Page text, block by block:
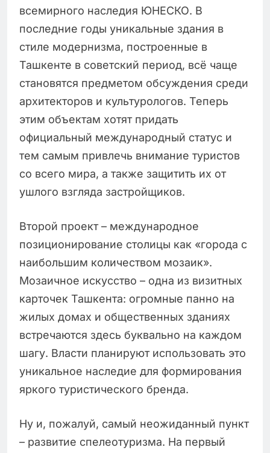
всемирного наследия ЮНЕСКО. В
последние годы уникальные здания в
стиле модернизма, построенные в
Ташкенте в советский период, всё чаще
становятся предметом обсуждения среди
архитекторов и культурологов. Теперь
этим объектам хотят придать
официальный международный статус и
тем самым привлечь внимание туристов
со всего мира, а также защитить их от
ушлого взгляда застройщиков.
Второй проект – международное
позиционирование столицы как «города с
наибольшим количеством мозаик».
Мозаичное искусство – одна из визитных
карточек Ташкента: огромные панно на
жилых домах и общественных зданиях
встречаются здесь буквально на каждом
шагу. Власти планируют использовать это
уникальное наследие для формирования
яркого туристического бренда.
Ну и, пожалуй, самый неожиданный пункт
– развитие спелеотуризма. На первый